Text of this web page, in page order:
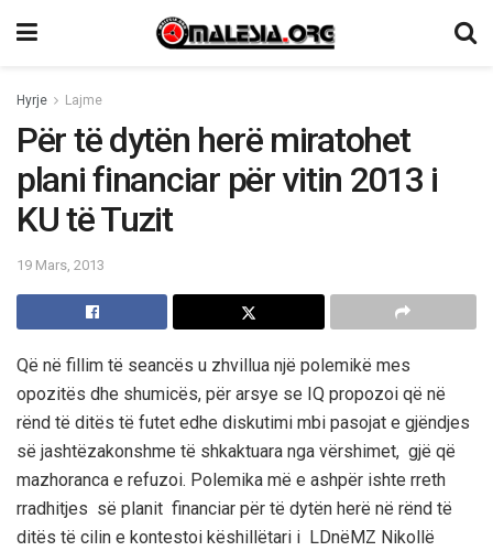
Hyrje Lajme
Për të dytën herë miratohet
plani financiar për vitin 2013 i
KU të Tuzit
19 Mars, 2013
Që në fillim të seancës u zhvillua një polemikë mes
opozitës dhe shumicës, për arsye se IQ propozoi që në
rënd të ditës të futet edhe diskutimi mbi pasojat e gjëndjes
së jashtëzakonshme të shkaktuara nga vërshimet, gjë që
mazhoranca e refuzoi. Polemika më e ashpër ishte rreth
rradhitjes së planit financiar për të dytën herë në rënd të
ditës të cilin e kontestoi këshillëtari i LDnëMZ Nikollë